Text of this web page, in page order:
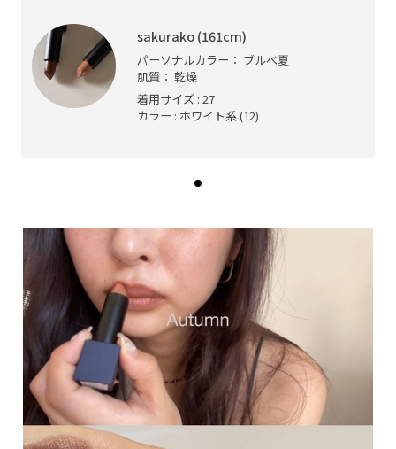
sakurako (161cm)
パーソナルカラー： ブルべ夏
肌質： 乾燥
着用サイズ : 27
カラー : ホワイト系 (12)